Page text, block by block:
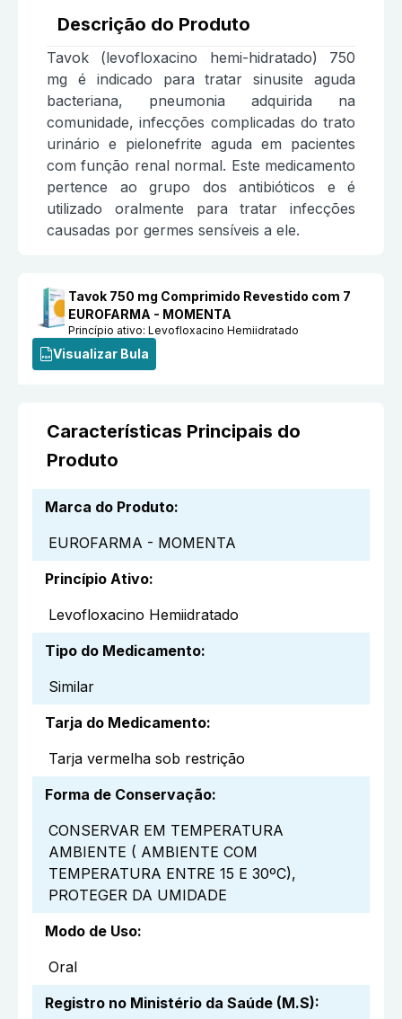
Descrição do Produto
Tavok (levofloxacino hemi-hidratado) 750
mg é indicado para tratar sinusite aguda
bacteriana, pneumonia adquirida na
comunidade, infecções complicadas do trato
urinário e pielonefrite aguda em pacientes
com função renal normal. Este medicamento
pertence ao grupo dos antibióticos e é
utilizado oralmente para tratar infecções
causadas por germes sensíveis a ele.
Tavok 750 mg Comprimido Revestido com 7
EUROFARMA - MOMENTA
Princípio ativo:Levofloxacino Hemiidratado
Visualizar Bula
Características Principais do
Produto
Marca do Produto:
EUROFARMA - MOMENTA
Princípio Ativo:
Levofloxacino Hemiidratado
Tipo do Medicamento:
Similar
Tarja do Medicamento:
Tarja vermelha sob restrição
Forma de Conservação:
CONSERVAR EM TEMPERATURA
AMBIENTE ( AMBIENTE COM
TEMPERATURA ENTRE 15 E 30ºC),
PROTEGER DA UMIDADE
Modo de Uso:
Oral
Registro no Ministério da Saúde (M.S):